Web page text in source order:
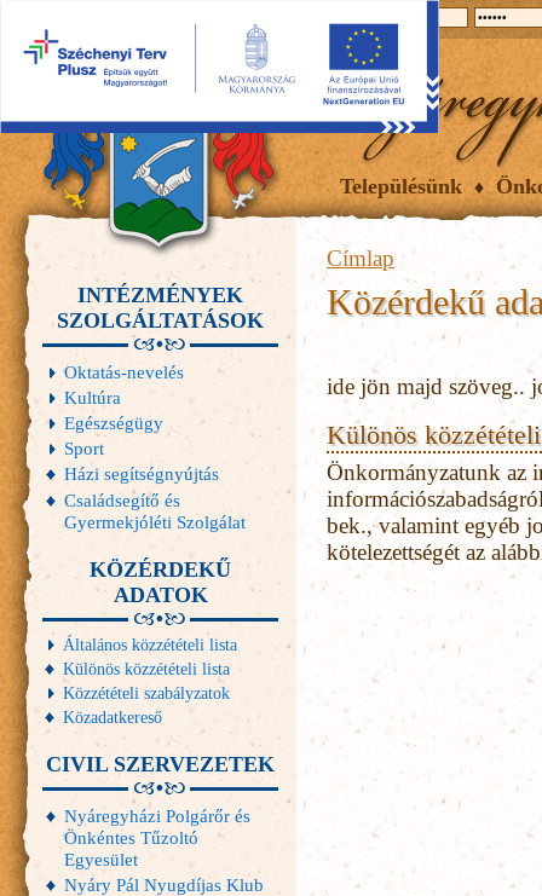
Településünk
Címlap
Közérdekű
ide jön majd szöveg..
Különös
Önkormányzatunk az
bek., valamint egyéb
kötelezettségét az
INTÉZMÉNYEK
SZOLGÁLTATÁSOK
Oktatás-nevelés
Kultúra
Egészségügy
Sport
Házi segítségnyújtás
Családsegítő és
Gyermekjóléti Szolgálat
KÖZÉRDEKŰ
ADATOK
Általános közzétételi lista
Különös közzétételi lista
Közzétételi szabályzatok
Közadatkereső
CIVIL SZERVEZETEK
Nyáregyházi Polgárőr és
Önkéntes Tűzoltó
Egyesület
Nyáry Pál Nyugdíjas Klub